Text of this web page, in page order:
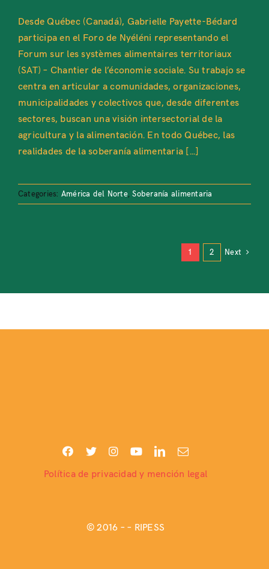
Desde Québec (Canadá), Gabrielle Payette-Bédard
participa en el Foro de Nyéléni representando el
Forum sur les systèmes alimentaires territoriaux
(SAT) – Chantier de l’économie sociale. Su trabajo se
centra en articular a comunidades, organizaciones,
municipalidades y colectivos que, desde diferentes
sectores, buscan una visión intersectorial de la
agricultura y la alimentación. En todo Québec, las
realidades de la soberanía alimentaria [...]
Categories: América del Norte,Soberanía alimentaria
1 2 Next
Política de privacidad y mención legal
© 2016 –– RIPESS